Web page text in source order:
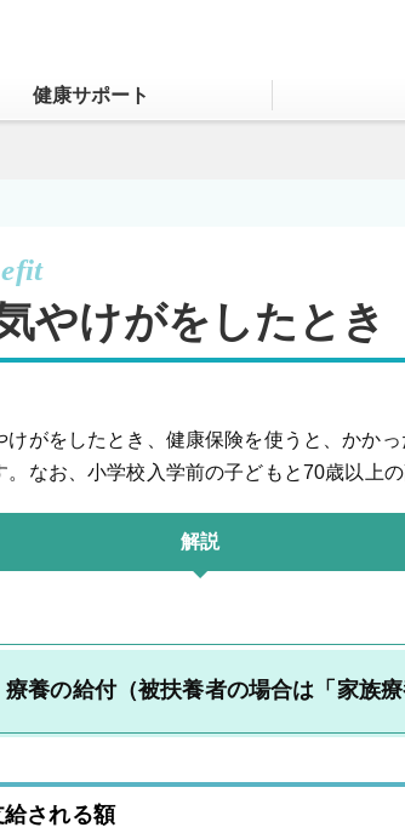
健康サポート
やけがをしたとき
けがをしたとき、健康保険を使うと、かか
。なお、小学校入学前の子どもと70歳以上
解説
療養の給付（被扶養者の場合は「家族療
給される額